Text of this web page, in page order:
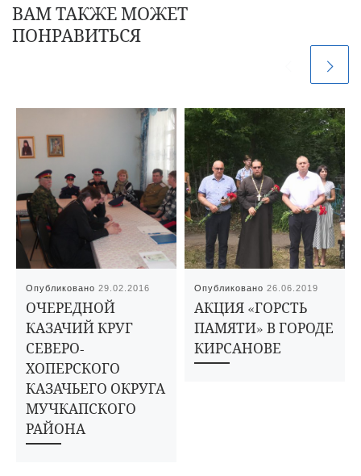
ВАМ ТАКЖЕ МОЖЕТ
ПОНРАВИТЬСЯ
Опубликовано29.02.2016
ОЧЕРЕДНОЙ
КАЗАЧИЙ КРУГ
СЕВЕРО-
ХОПЕРСКОГО
КАЗАЧЬЕГО ОКРУГА
МУЧКАПСКОГО
РАЙОНА
Опубликовано26.06.2019
АКЦИЯ «ГОРСТЬ
ПАМЯТИ» В ГОРОДЕ
КИРСАНОВЕ